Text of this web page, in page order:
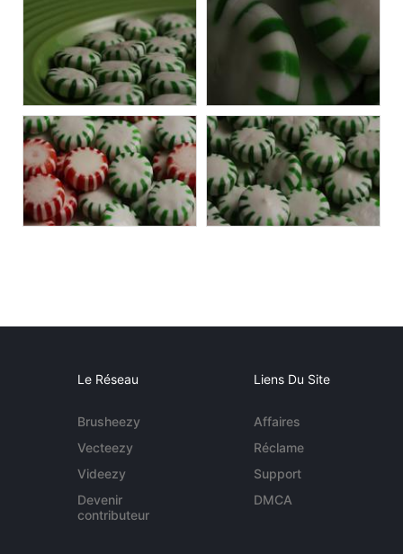
Le Réseau
Brusheezy
Vecteezy
Videezy
Devenir
contributeur
Liens Du Site
Affaires
Réclame
Support
DMCA